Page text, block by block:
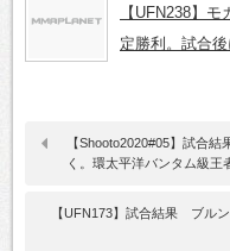
【UFN238】
定勝利。試合
【Shooto2020#05】試合
く。環太平洋バンタム級王
【UFN173】試合結果 ブル